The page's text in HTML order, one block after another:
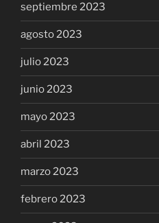
septiembre 2023
agosto 2023
julio 2023
junio 2023
mayo 2023
abril 2023
marzo 2023
febrero 2023